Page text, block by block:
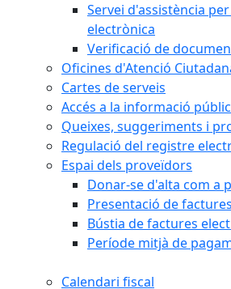
Servei d'assistència
electrònica
Verificació de
Oficines d'Atenció
Cartes de serveis
Accés a la informació
Queixes, suggeriments i
Regulació del registre
Espai dels proveïdors
Donar-se d'alta com a
Presentació de factures
Bústia de factures
Període mitjà de
Calendari fiscal